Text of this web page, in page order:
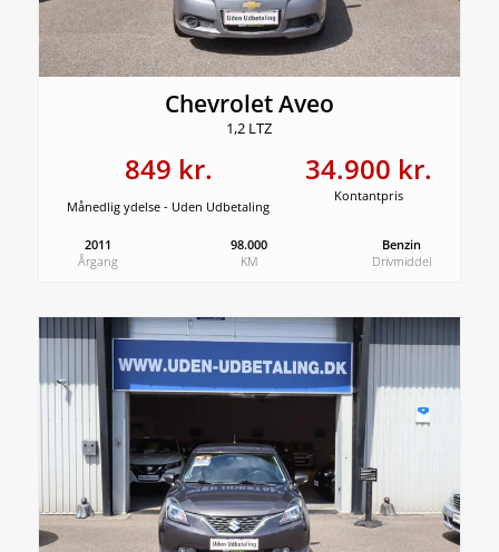
Chevrolet Aveo
1,2 LTZ
849 kr.
Månedlig ydelse - Uden Udbetaling
34.900 kr.
Kontantpris
2011
Årgang
98.000
KM
Benzin
Drivmiddel